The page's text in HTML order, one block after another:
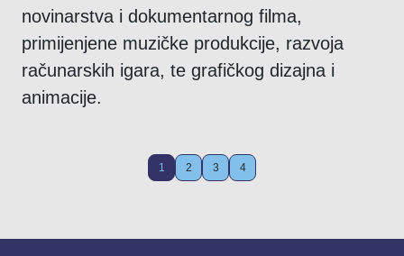
novinarstva i dokumentarnog filma,
primijenjene muzičke produkcije, razvoja
računarskih igara, te grafičkog dizajna i
animacije.
1 2 3 4